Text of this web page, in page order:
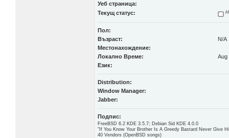
Уеб страница:
Текущ статус:
Пол:
Възраст:
N/A
Местонахождение:
Локално Време:
Aug
Език:
Distribution:
Window Manager:
Jabber:
Подпис:
FreeBSD 6.2 KDE 3.5.7; Debian Sid KDE 4.0.0
"If You Know Your Brother Is A Greedy Bastard Never Give
40 Vendors (OpenBSD songs)